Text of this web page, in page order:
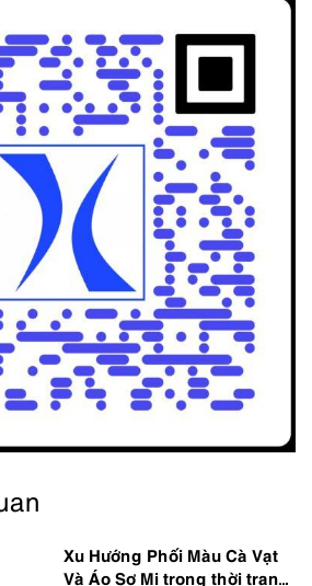
Xu Hướng Phối Màu Cà Vạt
Và Áo Sơ Mi trong thời trang